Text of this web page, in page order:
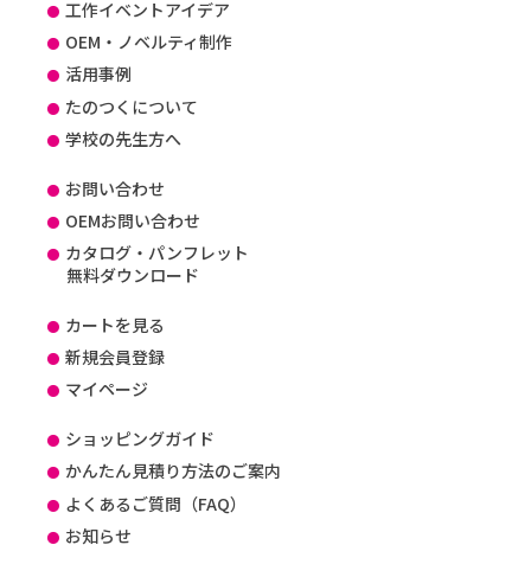
工作イベントアイデア
OEM・ノベルティ制作
活用事例
たのつくについて
学校の先生方へ
お問い合わせ
OEMお問い合わせ
カタログ・パンフレット
無料ダウンロード
カートを見る
新規会員登録
マイページ
ショッピングガイド
かんたん見積り方法のご案内
よくあるご質問（FAQ）
お知らせ